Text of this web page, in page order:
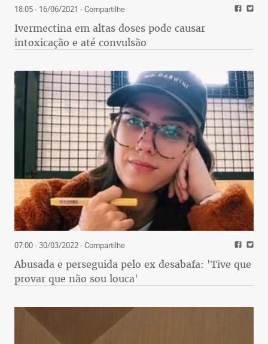
18:05 - 16/06/2021 - Compartilhe
Ivermectina em altas doses pode causar
intoxicação e até convulsão
07:00 - 30/03/2022- Compartilhe
Abusada e perseguida pelo ex desabafa: 'Tive que
provar que não sou louca'